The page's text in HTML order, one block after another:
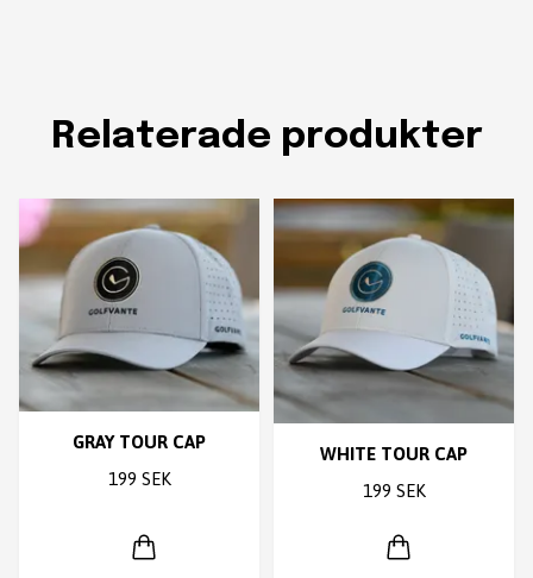
Relaterade produkter
GRAY TOUR CAP
199 SEK
WHITE TOUR CAP
199 SEK